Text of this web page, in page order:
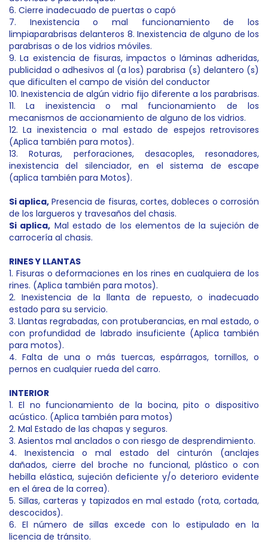
6. Cierre inadecuado de puertas o capó
7. Inexistencia o mal funcionamiento de los
limpiaparabrisas delanteros 8. Inexistencia de alguno de los
parabrisas o de los vidrios móviles.
9. La existencia de fisuras, impactos o láminas adheridas,
publicidad o adhesivos al (a los) parabrisa (s) delantero (s)
que dificulten el campo de visión del conductor
10. Inexistencia de algún vidrio fijo diferente a los parabrisas.
11. La inexistencia o mal funcionamiento de los
mecanismos de accionamiento de alguno de los vidrios.
12. La inexistencia o mal estado de espejos retrovisores
(Aplica también para motos).
13. Roturas, perforaciones, desacoples, resonadores,
inexistencia del silenciador, en el sistema de escape
(aplica también para Motos).
Si aplica, Presencia de fisuras, cortes, dobleces o corrosión
de los largueros y travesaños del chasis.
Si aplica, Mal estado de los elementos de la sujeción de
carrocería al chasis.
RINES Y LLANTAS
1. Fisuras o deformaciones en los rines en cualquiera de los
rines. (Aplica también para motos).
2. Inexistencia de la llanta de repuesto, o inadecuado
estado para su servicio.
3. Llantas regrabadas, con protuberancias, en mal estado, o
con profundidad de labrado insuficiente (Aplica también
para motos).
4. Falta de una o más tuercas, espárragos, tornillos, o
pernos en cualquier rueda del carro.
INTERIOR
1. El no funcionamiento de la bocina, pito o dispositivo
acústico. (Aplica también para motos)
2. Mal Estado de las chapas y seguros.
3. Asientos mal anclados o con riesgo de desprendimiento.
4. Inexistencia o mal estado del cinturón (anclajes
dañados, cierre del broche no funcional, plástico o con
hebilla elástica, sujeción deficiente y/o deterioro evidente
en el área de la correa).
5. Sillas, carteras y tapizados en mal estado (rota, cortada,
descocidos).
6. El número de sillas excede con lo estipulado en la
licencia de tránsito.